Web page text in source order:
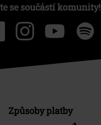
se součástí komunity!
Způsoby platby